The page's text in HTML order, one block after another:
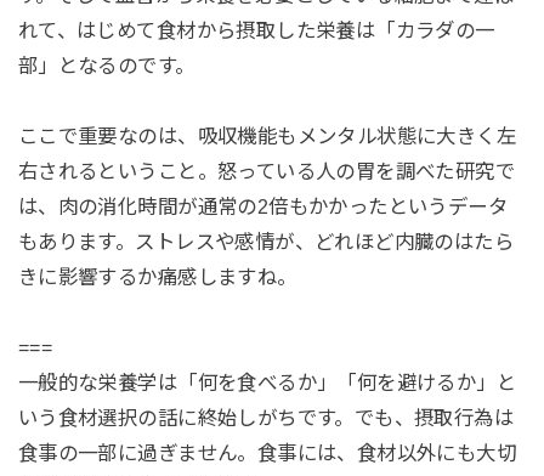
れて、はじめて食材から摂取した栄養は「カラダの一
部」となるのです。
ここで重要なのは、吸収機能もメンタル状態に大きく左
右されるということ。怒っている人の胃を調べた研究で
は、肉の消化時間が通常の2倍もかかったというデータ
もあります。ストレスや感情が、どれほど内臓のはたら
きに影響するか痛感しますね。
===
一般的な栄養学は「何を食べるか」「何を避けるか」と
いう食材選択の話に終始しがちです。でも、摂取行為は
食事の一部に過ぎません。食事には、食材以外にも大切